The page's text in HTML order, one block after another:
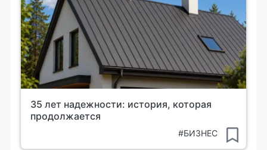
35 лет надежности: история, которая
продолжается
#БИЗНЕС